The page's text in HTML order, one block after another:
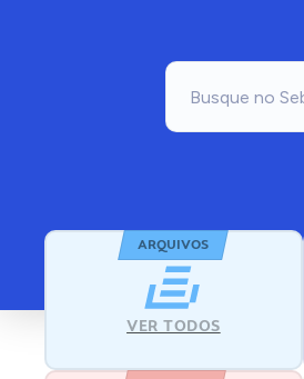
ARQUIVOS
VER TODOS